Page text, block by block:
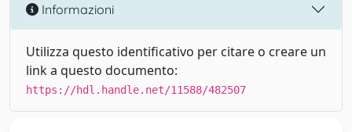
Informazioni
Utilizza questo identificativo per citare o creare un
link a questo documento:
https://hdl.handle.net/11588/482507